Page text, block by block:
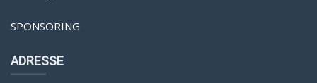
SPONSORING
ADRESSE